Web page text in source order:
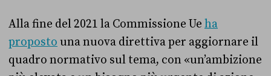
Alla fine del 2021 la Commissione Ue ha
proposto una nuova direttiva per aggiornare il
quadro normativo sul tema, con «un’ambizione